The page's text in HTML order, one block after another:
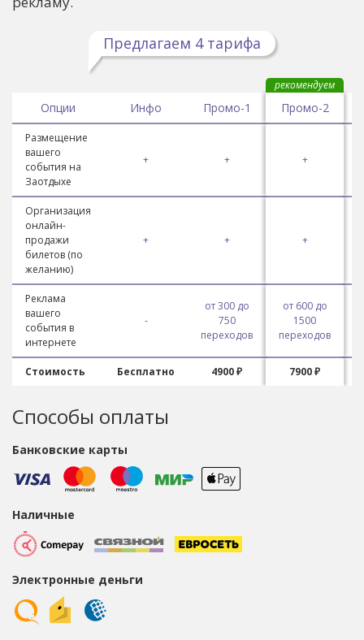
Предлагаем 4 тарифа
Опции Инфо Промо-1
рекомендуем
Промо-2
Размещение
вашего
события на
Заотдыхе
+ + +
Организация
онлайн-
продажи
билетов (по
желанию)
+ + +
Реклама
вашего
события в
интернете
-
от 300 до
750
переходов
от 600 до
1500
переходов
Стоимость Бесплатно 4900 ₽ 7900 ₽
Способы оплаты
Банковские карты
Наличные
Электронные деньги